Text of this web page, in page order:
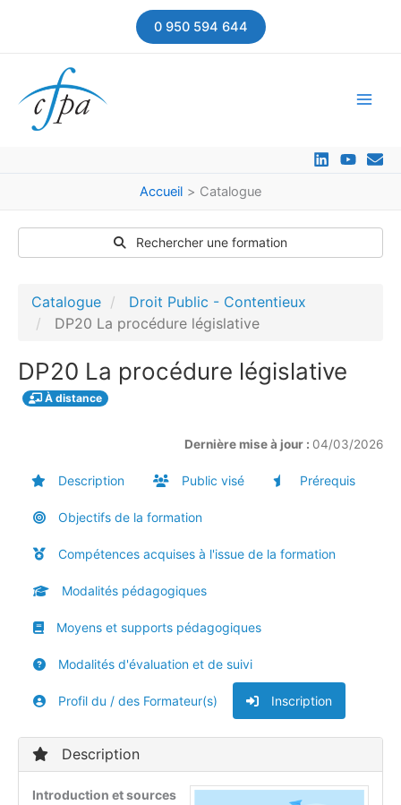
0 950 594 644
Accueil Catalogue
Rechercher une formation
Catalogue
Droit Public - Contentieux
DP20 La procédure législative
DP20 La procédure législative
À distance
Dernière mise à jour : 04/03/2026
Description Public visé Prérequis
Objectifs de la formation
Compétences acquises à l'issue de la formation
Modalités pédagogiques
Moyens et supports pédagogiques
Modalités d'évaluation et de suivi
Profil du / des Formateur(s) Inscription
Description
Introduction et sources